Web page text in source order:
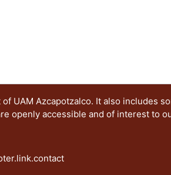
UAM Azcapotzalco. It also includes
openly accessible and of interest to